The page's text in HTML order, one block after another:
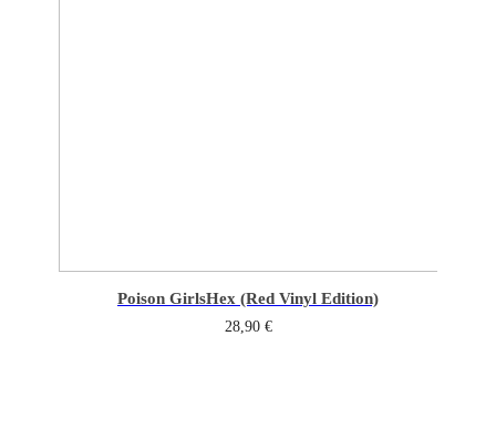
Poison GirlsHex (Red Vinyl Edition)
28,90 €